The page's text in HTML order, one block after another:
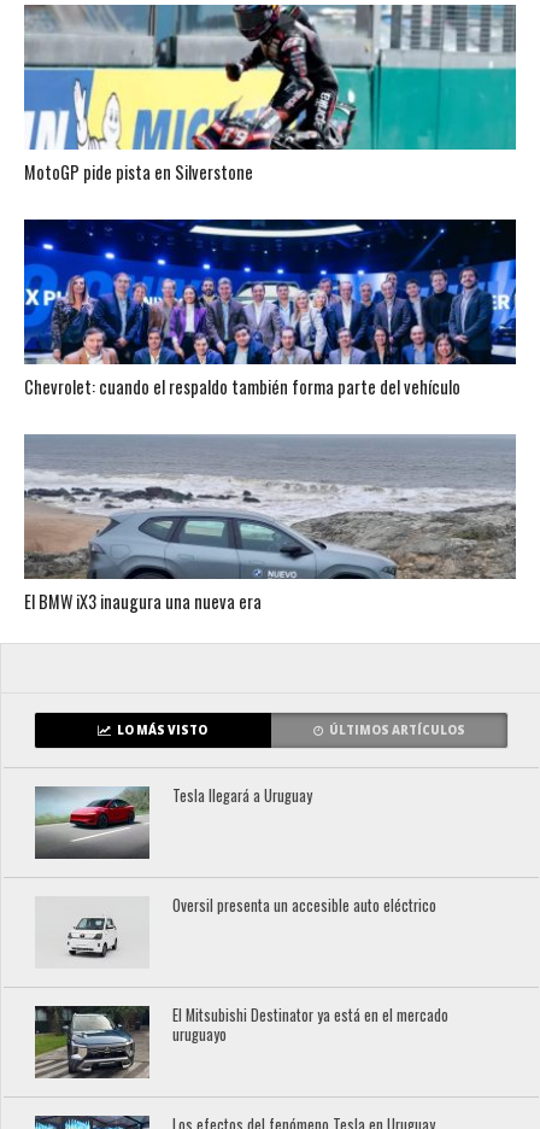
MotoGP pide pista en Silverstone
Chevrolet: cuando el respaldo también forma parte del vehículo
El BMW iX3 inaugura una nueva era
LO MÁS VISTO ÚLTIMOS ARTÍCULOS
Tesla llegará a Uruguay
Oversil presenta un accesible auto eléctrico
El Mitsubishi Destinator ya está en el mercado
uruguayo
Los efectos del fenómeno Tesla en Uruguay